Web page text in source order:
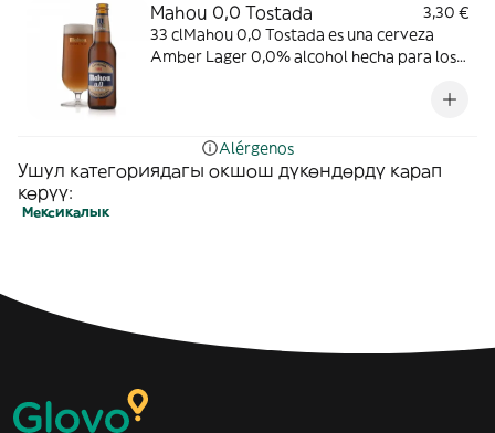
Mahou 0,0 Tostada
3,30 €
33 clMahou 0,0 Tostada es una cerveza
Amber Lager 0,0% alcohol hecha para los
100% cervecera, cuándo sea y dónde sea,
de los paladares más exigentes.
Alérgenos
Ушул категориядагы окшош дүкөндөрдү карап
көрүү:
Мексикалык